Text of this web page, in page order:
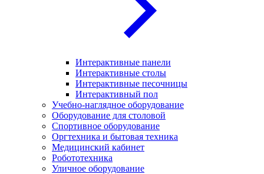
Интерактивные панели
Интерактивные столы
Интерактивные песочницы
Интерактивный пол
Учебно-наглядное оборудование
Оборудование для столовой
Спортивное оборудование
Оргтехника и бытовая техника
Медицинский кабинет
Робототехника
Уличное оборудование